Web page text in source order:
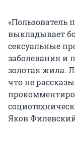
«Пользователь
выкладывает
сексуальные
заболевания и
золотая жила.
что не
Яков